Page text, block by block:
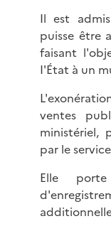
Il est
puisse être
faisant
I'État à un
ventes
ministériel,
par le
Elle